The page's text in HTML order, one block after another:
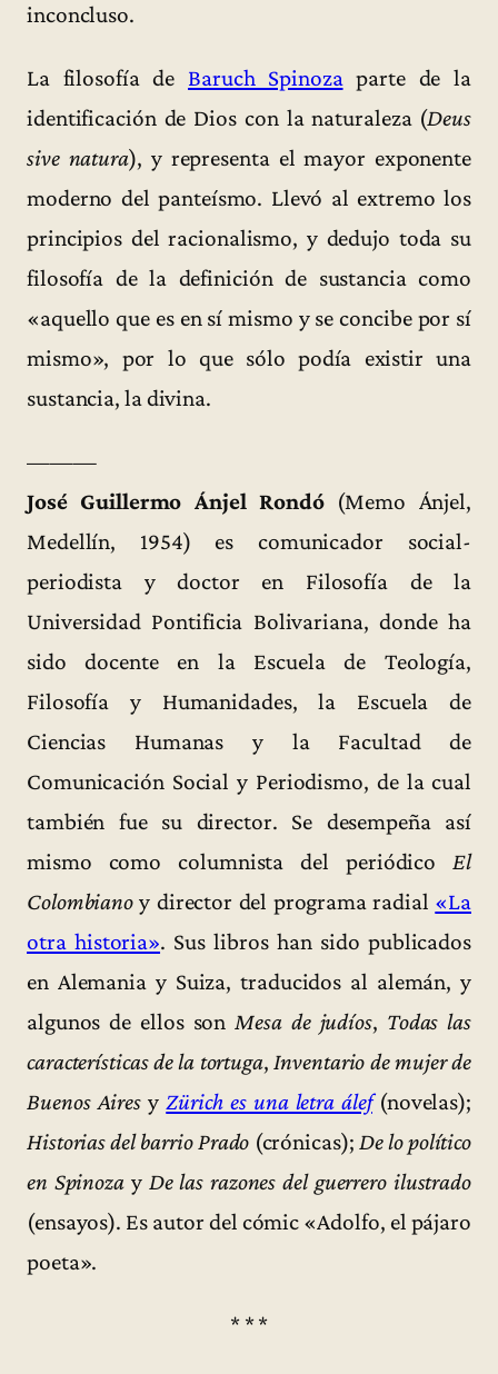
inconcluso.
La filosofía de Baruch Spinozaparte de la
identificación de Dios con la naturaleza (Deus
sive natura), y representa el mayor exponente
moderno del panteísmo. Llevó al extremo los
principios del racionalismo, y dedujo toda su
filosofía de la definición de sustancia como
«aquello que es en sí mismo y se concibe por sí
mismo», por lo que sólo podía existir una
sustancia, la divina.
———
José Guillermo Ánjel Rondó(Memo Ánjel,
Medellín, 1954) es comunicador social-
periodista y doctor en Filosofía de la
Universidad Pontificia Bolivariana, donde ha
sido docente en la Escuela de Teología,
Filosofía y Humanidades, la Escuela de
Ciencias Humanas y la Facultad de
Comunicación Social y Periodismo, de la cual
también fue su director. Se desempeña así
mismo como columnista del periódicoEl
Colombiano y director del programa radial «La
otra historia». Sus libros han sido publicados
en Alemania y Suiza, traducidos al alemán, y
algunos de ellos sonMesa de judíos, Todas las
características de la tortuga,Inventario de mujer de
Buenos Aires yZürich es una letra álef(novelas);
Historias del barrio Prado (crónicas); De lo político
en Spinoza y De las razones del guerrero ilustrado
(ensayos). Es autor del cómic «Adolfo, el pájaro
poeta».
* * *